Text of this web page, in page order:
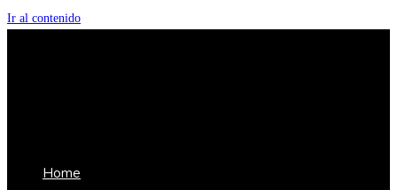
Ir al contenido
Home